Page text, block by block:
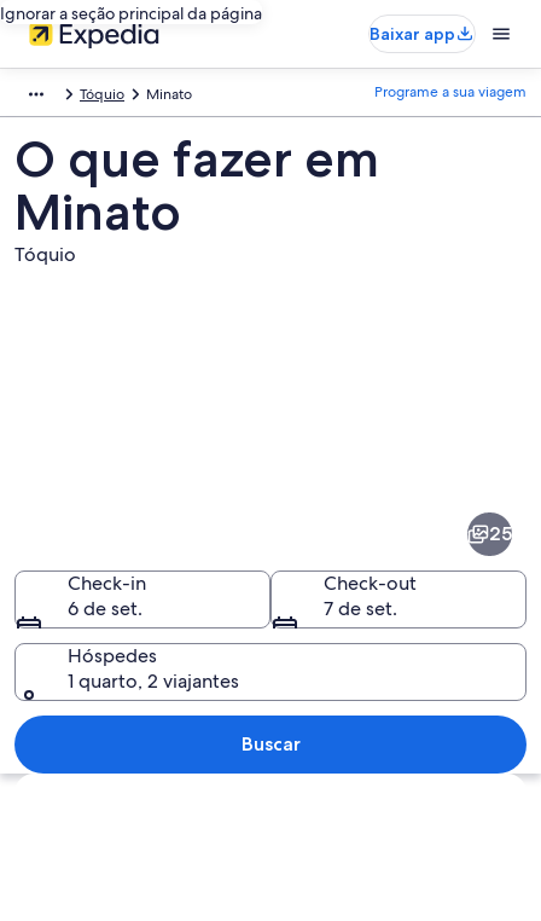
Ignorar a seção principal da página
Baixar app
Tóquio Minato Programe a sua viagem
O que fazer em
Minato
Tóquio
Uma grande escultura metálica em
25
Check-in
6 de set.
Check-out
7 de set.
Hóspedes
1 quarto, 2 viajantes
Buscar
Explorar mapa